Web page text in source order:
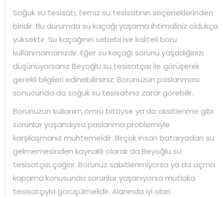
Soğuk su tesisatı, temiz su tesisatının seçeneklerinden
biridir. Bu durumda su kaçağı yaşama ihtimaliniz oldukça
yüksektir. Su kaçağının sebebi ise kaliteli boru
kullanmamanızdır. Eğer su kaçağı sorunu yaşadığınızı
düşünüyorsanız Beyoğlu su tesisatçısı ile görüşerek
gerekli bilgileri edinebilirsiniz. Borunuzun paslanması
sonucunda da soğuk su tesisatınız zarar görebilir.
Borunuzun kullanım ömrü bittiyse ya da oksitlenme gibi
sorunlar yaşandıysa paslanma problemiyle
karşılaşmanız muhtemeldir. Birçok insan bataryadan su
gelmemesinden kaynaklı olarak da Beyoğlu su
tesisatçısı çağırır. Borunuz sabitlenmiyorsa ya da açma
kapama konusunda sorunlar yaşanıyorsa mutlaka
tesisatçıyla görüşülmelidir. Alanında iyi olan